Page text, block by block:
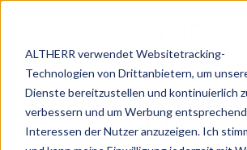
ALTHERR verwendet Websitetracking-
Technologien von Drittanbietern, um
Dienste bereitzustellen und kontinuierlich
verbessern und um Werbung
Interessen der Nutzer anzuzeigen. Ich